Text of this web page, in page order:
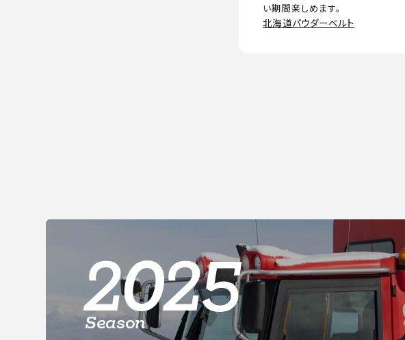
い期間楽しめます。
北海道パウダーベルト
2025
Season